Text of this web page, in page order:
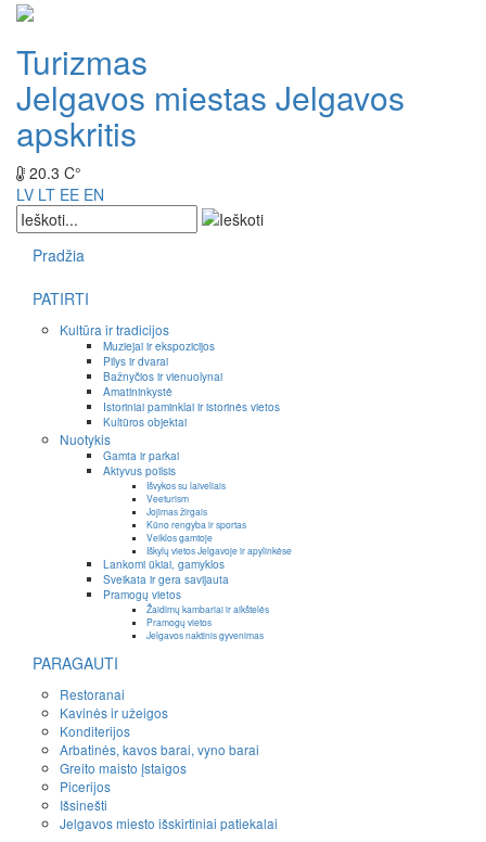
Turizmas
Jelgavos miestas Jelgavos
apskritis
20.3 C°
LV LT EE EN
Pradžia
PATIRTI
Kultūra ir tradicijos
Muziejai ir ekspozicijos
Pilys ir dvarai
Bažnyčios ir vienuolynai
Amatininkystė
Istoriniai paminklai ir istorinės vietos
Kultūros objektai
Nuotykis
Gamta ir parkai
Aktyvus poilsis
Išvykos su laiveliais
Veeturism
Jojimas žirgais
Kūno rengyba ir sportas
Veiklos gamtoje
Iškylų vietos Jelgavoje ir apylinkėse
Lankomi ūkiai, gamyklos
Sveikata ir gera savijauta
Pramogų vietos
Žaidimų kambariai ir aikštelės
Pramogų vietos
Jelgavos naktinis gyvenimas
PARAGAUTI
Restoranai
Kavinės ir užeigos
Konditerijos
Arbatinės, kavos barai, vyno barai
Greito maisto įstaigos
Picerijos
Išsinešti
Jelgavos miesto išskirtiniai patiekalai